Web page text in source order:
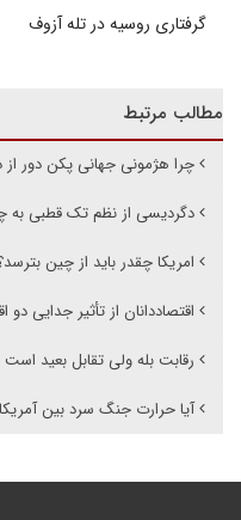
گرفتاری روسیه در تله آزوف
مطالب مرتبط
چرا هژمونی جهانی پکن دور
دگردیسی از نظم تک قطبی به
امریکا چقدر باید از چین
اقتصاددانان از تأثیر جدایی
رقابت بله ولی تقابل بعید است
آیا حرارت جنگ سرد بین